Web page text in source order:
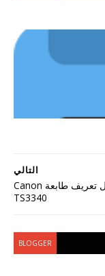
التالي
تحميل تعريف طابعة Canon
TS3340
BLOGGER